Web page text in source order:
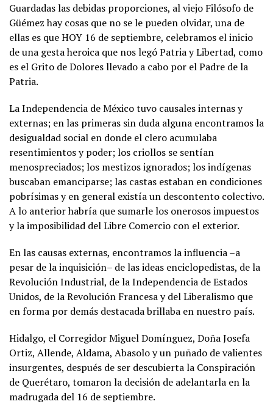
Guardadas las debidas proporciones, al viejo Filósofo de
Güémez hay cosas que no se le pueden olvidar, una de
ellas es que HOY 16 de septiembre, celebramos el inicio
de una gesta heroica que nos legó Patria y Libertad, como
es el Grito de Dolores llevado a cabo por el Padre de la
Patria.
La Independencia de México tuvo causales internas y
externas; en las primeras sin duda alguna encontramos la
desigualdad social en donde el clero acumulaba
resentimientos y poder; los criollos se sentían
menospreciados; los mestizos ignorados; los indígenas
buscaban emanciparse; las castas estaban en condiciones
pobrísimas y en general existía un descontento colectivo.
A lo anterior habría que sumarle los onerosos impuestos
y la imposibilidad del Libre Comercio con el exterior.
En las causas externas, encontramos la influencia –a
pesar de la inquisición– de las ideas enciclopedistas, de la
Revolución Industrial, de la Independencia de Estados
Unidos, de la Revolución Francesa y del Liberalismo que
en forma por demás destacada brillaba en nuestro país.
Hidalgo, el Corregidor Miguel Domínguez, Doña Josefa
Ortiz, Allende, Aldama, Abasolo y un puñado de valientes
insurgentes, después de ser descubierta la Conspiración
de Querétaro, tomaron la decisión de adelantarla en la
madrugada del 16 de septiembre.